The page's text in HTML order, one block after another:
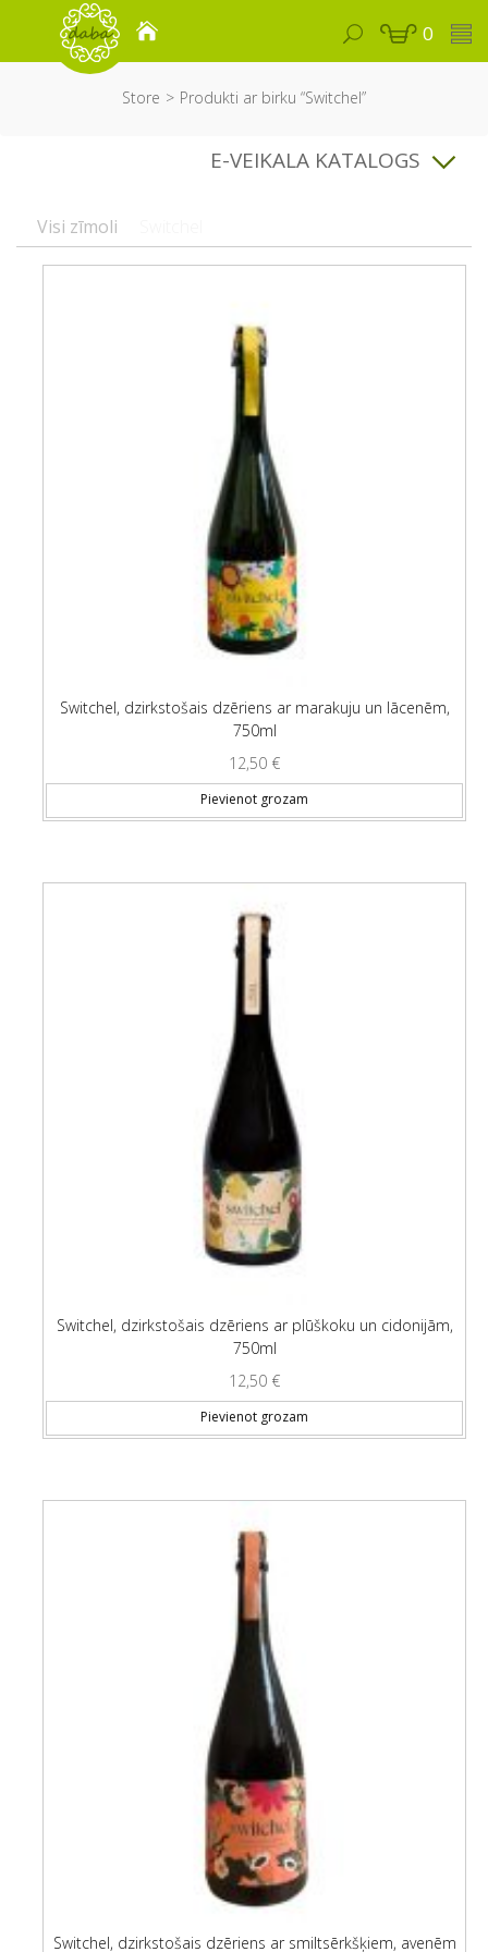
0
Store Produkti ar birku “Switchel”
E-VEIKALA KATALOGS
Visi zīmoli
Switchel, dzirkstošais dzēriens ar marakuju un lācenēm,
750ml
12,50 €
Pievienot grozam
Switchel, dzirkstošais dzēriens ar plūškoku un cidonijām,
750ml
12,50 €
Pievienot grozam
Switchel, dzirkstošais dzēriens ar smiltsērkšķiem, avenēm